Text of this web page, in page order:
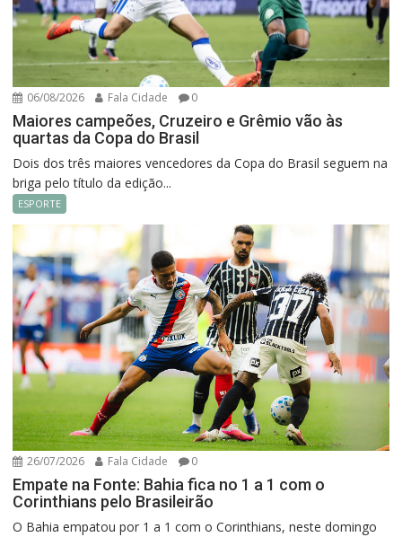
06/08/2026 Fala Cidade 0
Maiores campeões, Cruzeiro e Grêmio vão às
quartas da Copa do Brasil
Dois dos três maiores vencedores da Copa do Brasil seguem na
briga pelo título da edição...
ESPORTE
26/07/2026 Fala Cidade 0
Empate na Fonte: Bahia fica no 1 a 1 com o
Corinthians pelo Brasileirão
O Bahia empatou por 1 a 1 com o Corinthians, neste domingo